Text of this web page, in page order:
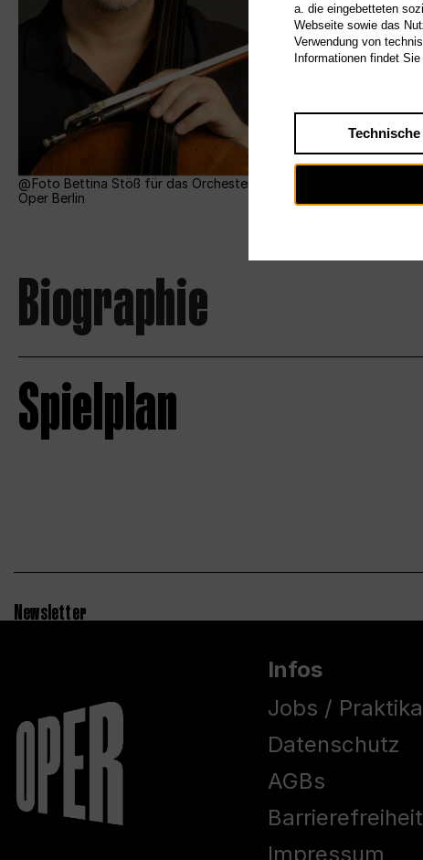
Foto Bettina Stöß für das Orchester der Deutschen
Oper Berlin
Biographie
Spielplan
Newsletter
Infos
Jobs / Praktika
Datenschutz
AGBs
Impressum
a. die eingebetteten
Webseite sowie das
Verwendung von
Informationen findet